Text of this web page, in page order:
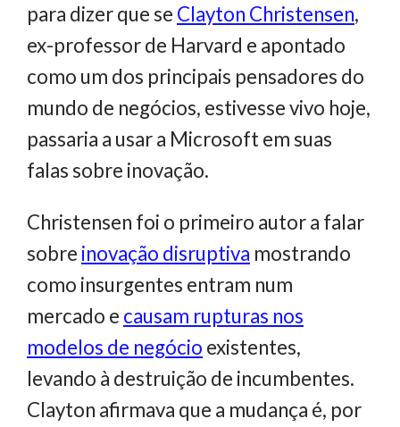
para dizer que se Clayton Christensen,
ex-professor de Harvard e apontado
como um dos principais pensadores do
mundo de negócios, estivesse vivo hoje,
passaria a usar a Microsoft em suas
falas sobre inovação.
Christensen foi o primeiro autor a falar
sobre inovação disruptiva mostrando
como insurgentes entram num
mercado e causam rupturas nos
modelos de negócio existentes,
levando à destruição de incumbentes.
Clayton afirmava que a mudança é, por